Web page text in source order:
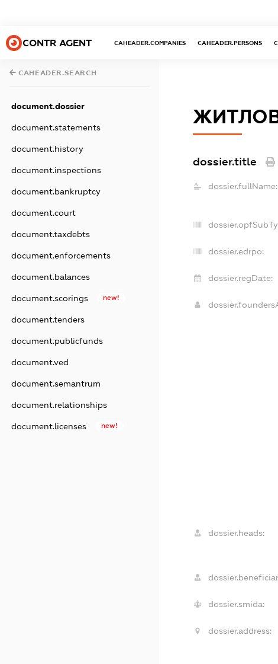
CONTR AGENT CAHEADER.COMPANIES CAHEADER.PERSONS
CAHEADER.SEARCH
document.dossier
document.statements
document.history
document.inspections
document.bankruptcy
document.court
document.taxdebts
document.enforcements
document.balances
document.scorings new!
document.tenders
document.publicfunds
document.ved
document.semantrum
document.relationships
document.licenses new!
dossier.title
dossier.fullName:
dossier.edrpo:
dossier.regDate:
dossier.heads:
dossier.smida:
dossier.address: